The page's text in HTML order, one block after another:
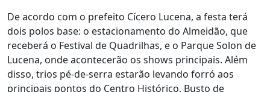
De acordo com o prefeito Cícero Lucena, a festa terá
dois polos base: o estacionamento do Almeidão, que
receberá o Festival de Quadrilhas, e o Parque Solon de
Lucena, onde acontecerão os shows principais. Além
disso, trios pé-de-serra estarão levando forró aos
principais pontos do Centro Histórico, Busto de